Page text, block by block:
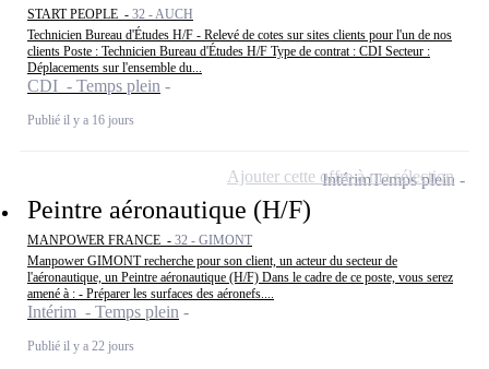
START PEOPLE - 32 - AUCH
Technicien Bureau d'Études H/F - Relevé de cotes sur sites clients pour l'un de nos
clients Poste : Technicien Bureau d'Études H/F Type de contrat : CDI Secteur :
Déplacements sur l'ensemble du...
CDI - Temps plein
Publié il y a 16 jours
Peintre aéronautique (H/F)
MANPOWER FRANCE - 32 - GIMONT
Manpower GIMONT recherche pour son client, un acteur du secteur de
l'aéronautique, un Peintre aéronautique (H/F) Dans le cadre de ce poste, vous serez
amené à : - Préparer les surfaces des aéronefs....
Intérim - Temps plein
Publié il y a 22 jours
IntérimTemps plein
Ajouter cette offre à ma sélection